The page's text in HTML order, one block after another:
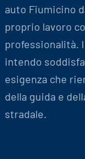
auto Fiumicino
proprio lavoro
professionalità.
intendo
esigenza che
della guida e
stradale.